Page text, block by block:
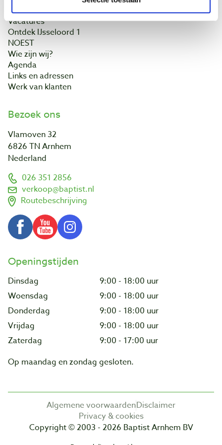
Onze winkel
Vacatures
Ontdek IJsseloord 1
NOEST
Wie zijn wij?
Agenda
Links en adressen
Werk van klanten
Bezoek ons
Vlamoven 32
6826 TN Arnhem
Nederland
026 351 2856
verkoop@baptist.nl
Routebeschrijving
Openingstijden
Dinsdag
9:00 - 18:00 uur
Woensdag
9:00 - 18:00 uur
Donderdag
9:00 - 18:00 uur
Vrijdag
9:00 - 18:00 uur
Zaterdag
9:00 - 17:00 uur
Op maandag en zondag gesloten.
Algemene voorwaardenDisclaimer
Privacy & cookies
Copyright © 2003 - 2026 Baptist Arnhem BV